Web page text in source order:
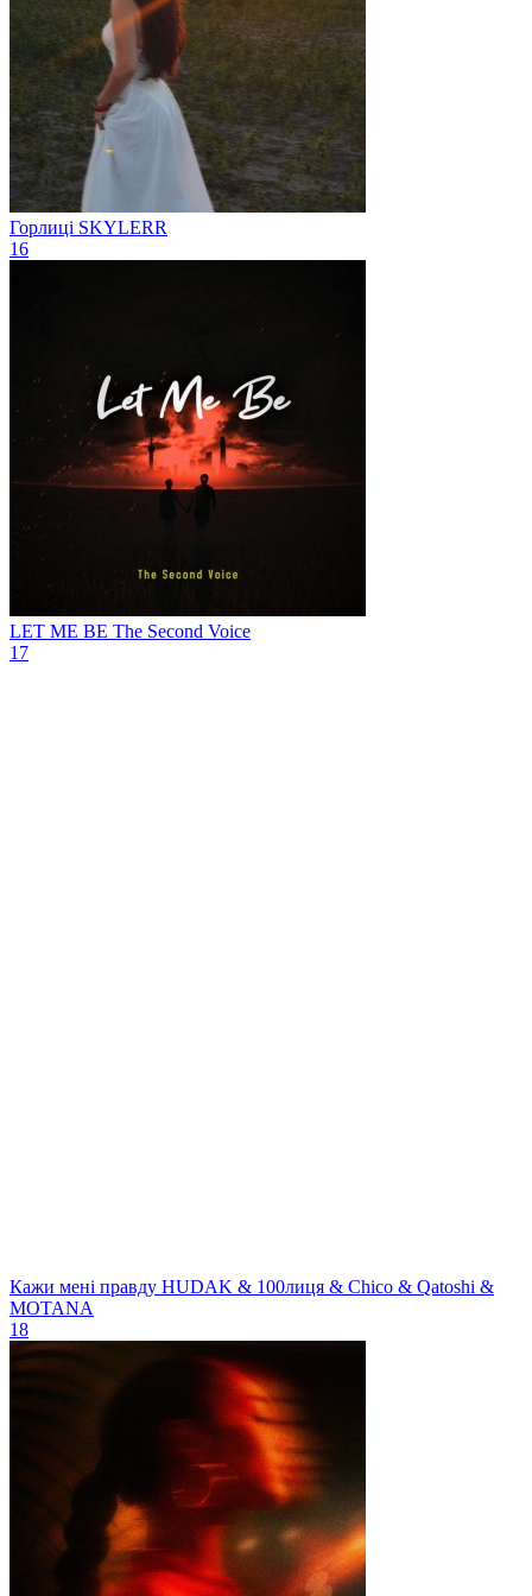
Горлиці SKYLERR
16
LET ME BE The Second Voice
17
Кажи мені правду HUDAK & 100лиця & Chico & Qatoshi &
MOTANA
18